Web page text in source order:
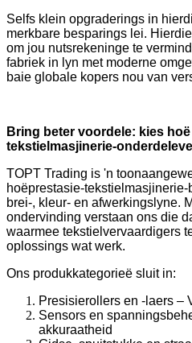
Selfs klein opgraderings in
merkbare besparings lei.
om jou nutsrekeninge te
fabriek in lyn met moderne
baie globale kopers nou van
Bring beter voordele: kies
tekstielmasjinerie-
TOPT Trading is 'n
hoëprestasie-
brei-, kleur- en afwerkingslyne.
ondervinding verstaan ​​ons die
waarmee tekstielvervaardigers
oplossings wat werk.
Ons produkkategorieë sluit in:
Presisierollers en -laers –
Sensors en
akkuraatheid